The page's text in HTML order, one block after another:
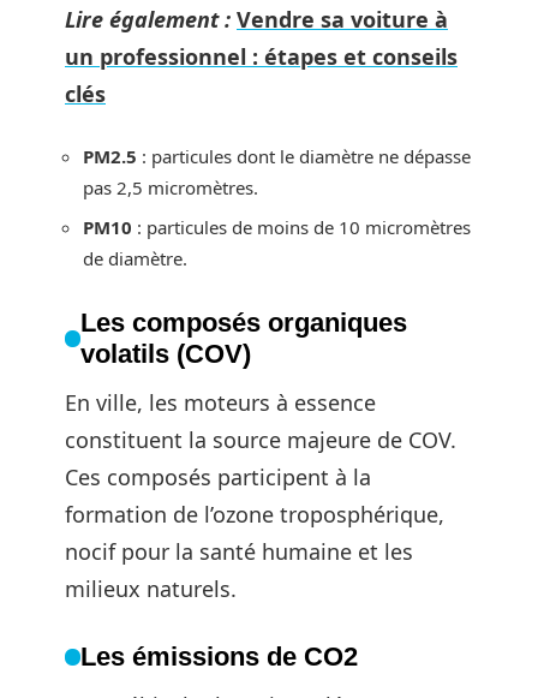
Lire également : Vendre sa voiture à
un professionnel : étapes et conseils
clés
PM2.5 : particules dont le diamètre ne dépasse
pas 2,5 micromètres.
PM10 : particules de moins de 10 micromètres
de diamètre.
Les composés organiques
volatils (COV)
En ville, les moteurs à essence
constituent la source majeure de COV.
Ces composés participent à la
formation de l’ozone troposphérique,
nocif pour la santé humaine et les
milieux naturels.
Les émissions de CO2